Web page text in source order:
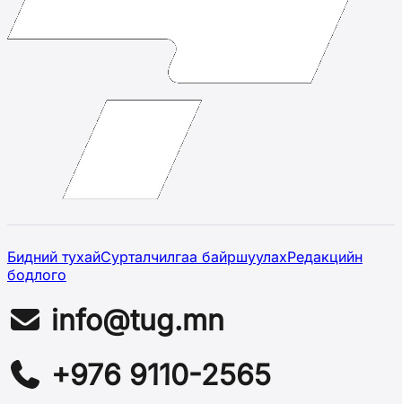
Бидний тухайСурталчилгаа байршуулахРедакцийн
бодлого
info@tug.mn
+976 9110-2565